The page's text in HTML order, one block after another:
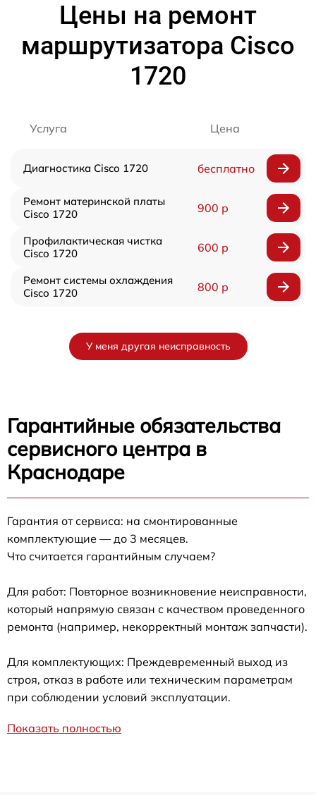
Цены на ремонт
маршрутизатора Cisco
1720
Услуга Цена
Диагностика Cisco 1720 бесплатно
Ремонт материнской платы
Cisco 1720
900 р
Профилактическая чистка
Cisco 1720
600 р
Ремонт системы охлаждения
Cisco 1720
800 р
У меня другая неисправность
Гарантийные обязательства
сервисного центра в
Краснодаре
Гарантия от сервиса: на смонтированные
комплектующие — до 3 месяцев.
Что считается гарантийным случаем?
Для работ: Повторное возникновение неисправности,
который напрямую связан с качеством проведенного
ремонта (например, некорректный монтаж запчасти).
Для комплектующих: Преждевременный выход из
строя, отказ в работе или техническим параметрам
при соблюдении условий эксплуатации.
Показать полностью